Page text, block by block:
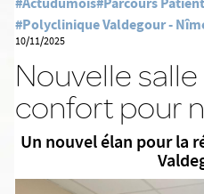
#Polyclinique Valdegour -
10/11/2025
Nouvelle
confort pour
Un nouvel élan pour la